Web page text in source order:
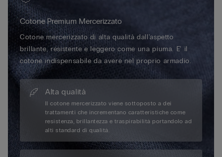
Cotone Premium Mercerizzato
Cotone mercerizzato di alta qualità dall'aspetto
brillante, resistente e leggero come una piuma. E' il
cotone indispensabile da avere nel proprio armadio.
Alta qualità
Il cotone mercerizzato viene sottoposto a dei
trattamenti che incrementano caratteristiche come
resistenza, brillantezza e traspirabilità portandolo ad
alti standard di qualità.